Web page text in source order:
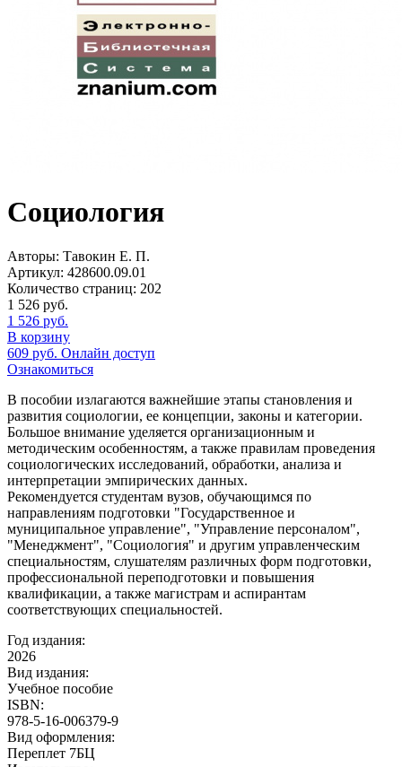
Социология
Авторы: Тавокин Е. П.
Артикул: 428600.09.01
Количество страниц: 202
1 526 руб.
1 526 руб.
В корзину
609 руб. Онлайн доступ
Ознакомиться
В пособии излагаются важнейшие этапы становления и
развития социологии, ее концепции, законы и категории.
Большое внимание уделяется организационным и
методическим особенностям, а также правилам проведения
социологических исследований, обработки, анализа и
интерпретации эмпирических данных.
Рекомендуется студентам вузов, обучающимся по
направлениям подготовки "Государственное и
муниципальное управление", "Управление персоналом",
"Менеджмент", "Социология" и другим управленческим
специальностям, слушателям различных форм подготовки,
профессиональной переподготовки и повышения
квалификации, а также магистрам и аспирантам
соответствующих специальностей.
Год издания:
2026
Вид издания:
Учебное пособие
ISBN:
978-5-16-006379-9
Вид оформления:
Переплет 7БЦ